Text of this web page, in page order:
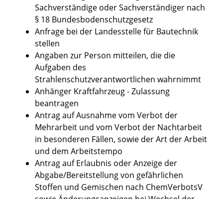
Sachverständige oder Sachverständiger nach
§ 18 Bundesbodenschutzgesetz
Anfrage bei der Landesstelle für Bautechnik
stellen
Angaben zur Person mitteilen, die die
Aufgaben des
Strahlenschutzverantwortlichen wahrnimmt
Anhänger Kraftfahrzeug - Zulassung
beantragen
Antrag auf Ausnahme vom Verbot der
Mehrarbeit und vom Verbot der Nachtarbeit
in besonderen Fällen, sowie der Art der Arbeit
und dem Arbeitstempo
Antrag auf Erlaubnis oder Anzeige der
Abgabe/Bereitstellung von gefährlichen
Stoffen und Gemischen nach ChemVerbotsV